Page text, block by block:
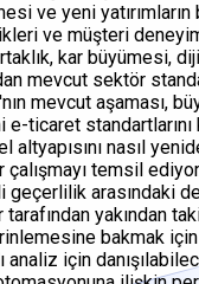
ve yeni yatırımların
ve müşteri
kar büyümesi,
mevcut sektör
mevcut aşaması,
ticaret standartlarını
nasıl
temsil
geçerlilik arasındaki
yakından
bakmak
analiz için